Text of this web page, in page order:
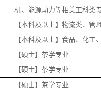
机、能源动力等相关工科类
【本科及以上】物流类、管
【本科及以上】食品、化工
【硕士】茶学专业
【硕士】茶学专业
【硕士】茶学专业